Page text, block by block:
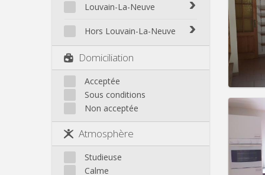
Louvain-La-Neuve
Biéreau
Centre
L'Hocaille
La Baraque
Lauzelle
Les Bruyères
Hors Louvain-La-Neuve
Genappe
Mont-Saint-Guibert
Nivelles
Ottignies
Rixensart
Walhain
Wavre
Domiciliation
Acceptée
Sous conditions
Non acceptée
Atmosphère
Studieuse
Calme
Loyer:
Durée:
Durée: